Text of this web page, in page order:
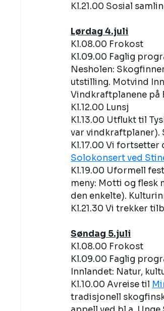
Kl.21.00 Sosial
Lørdag 4.juli
Kl.08.00 Frokost
Kl.09.00 Faglig
Nesholen:
utstilling. Motvind
Vindkraftplanene på
Kl.12.00 Lunsj
Kl.13.00 Utflukt til
var vindkraftplaner).
Kl.17.00 Vi
Solokonsert ved
Kl.19.00 Uformell
meny: Motti og flesk
den enkelte).
Kl.21.30 Vi trekker
Søndag 5.juli
Kl.08.00 Frokost
Kl.09.00 Faglig
Innlandet: Natur,
Kl.10.00 Avreise til
tradisjonell